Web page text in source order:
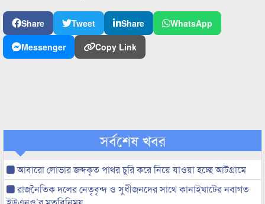
Share Tweet Share
WhatsApp
Messenger
Copy Link
সর্বশেষ খবর
আবারো লোভার জব্দকৃত পাথর চুরি করে নিয়ে যাওয়া হচ্ছে আটগ্রামে
রাজনৈতিক দলের নেতৃবৃন্দ ও সুধীজনদের সাথে কানাইঘাটের নবাগত